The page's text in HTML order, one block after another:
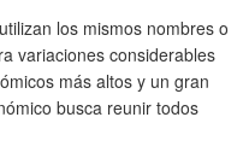
los mismos nombres o
variaciones considerables
más altos y un gran
busca reunir todos